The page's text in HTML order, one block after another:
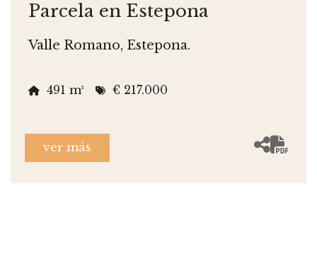
Parcela en Estepona
Valle Romano, Estepona.
491 m² € 217.000
ver más